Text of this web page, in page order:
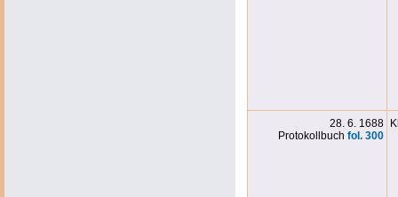
28. 6. 1688
Protokollbuch fol. 300